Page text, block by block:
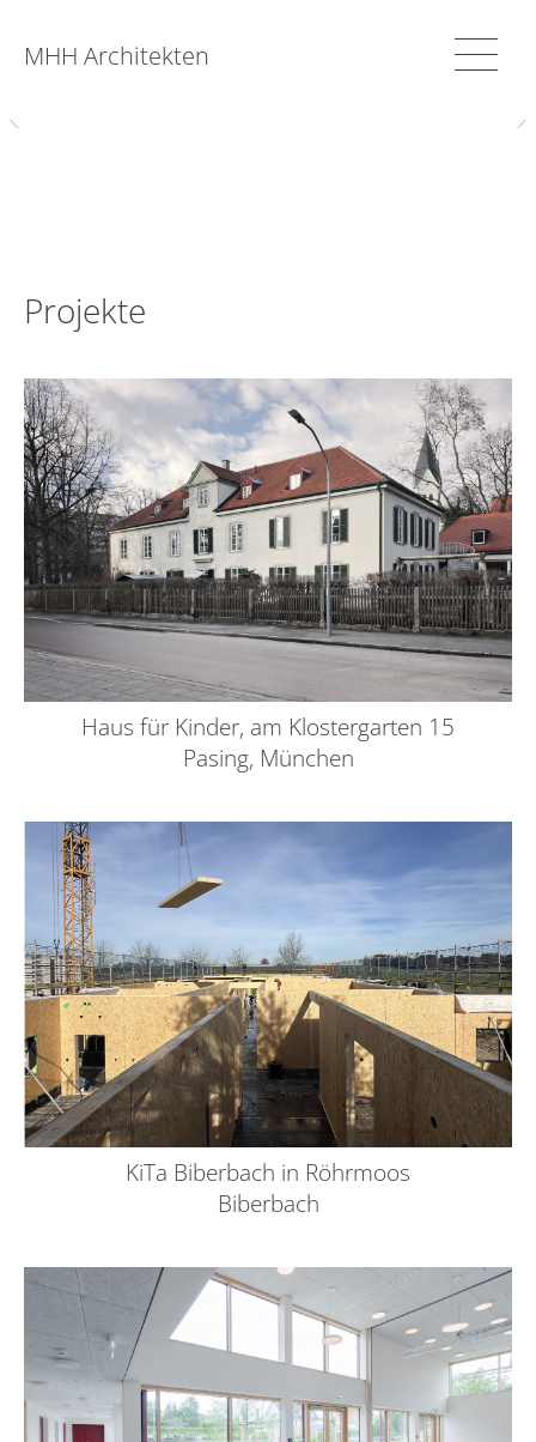
MHH Architekten
Projekte
Haus für Kinder, am Klostergarten 15
Pasing, München
KiTa Biberbach in Röhrmoos
Biberbach